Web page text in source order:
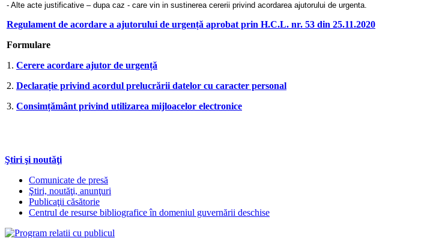
- Alte acte justificative – dupa caz - care vin in sustinerea cererii privind acordarea ajutorului de urgenta.
Regulament de acordare a ajutorului de urgență aprobat prin H.C.L. nr. 53 din 25.11.2020
Formulare
1. Cerere acordare ajutor de urgență
2. Declarație privind acordul prelucrării datelor cu caracter personal
3. Consimțământ privind utilizarea mijloacelor electronice
Ştiri şi noutăţi
Comunicate de presă
Ştiri, noutăţi, anunţuri
Publicaţii căsătorie
Centrul de resurse bibliografice în domeniul guvernării deschise